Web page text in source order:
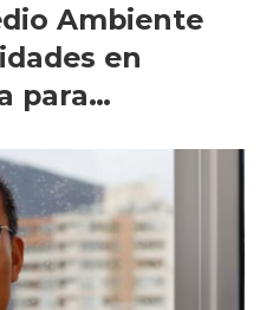
Ambiente
en
para